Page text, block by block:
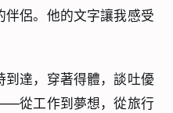
侶。他的文字讓我感受
到達，穿著得體，談吐優
從工作到夢想，從旅行